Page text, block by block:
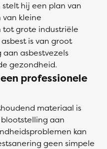
hij een plan van
van kleine
tot grote industriële
is van groot
asbestvezels
gezondheid.
professionele
materiaal is
aan
kan
geen simpele